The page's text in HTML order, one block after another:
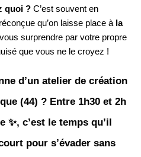
quoi ? C’est souvent en
qu’on laisse place à la
surprendre par votre propre
que vous ne le croyez !
d’un atelier de création
(44) ? Entre 1h30 et 2h
✨, c’est le temps qu’il
pour s’évader sans